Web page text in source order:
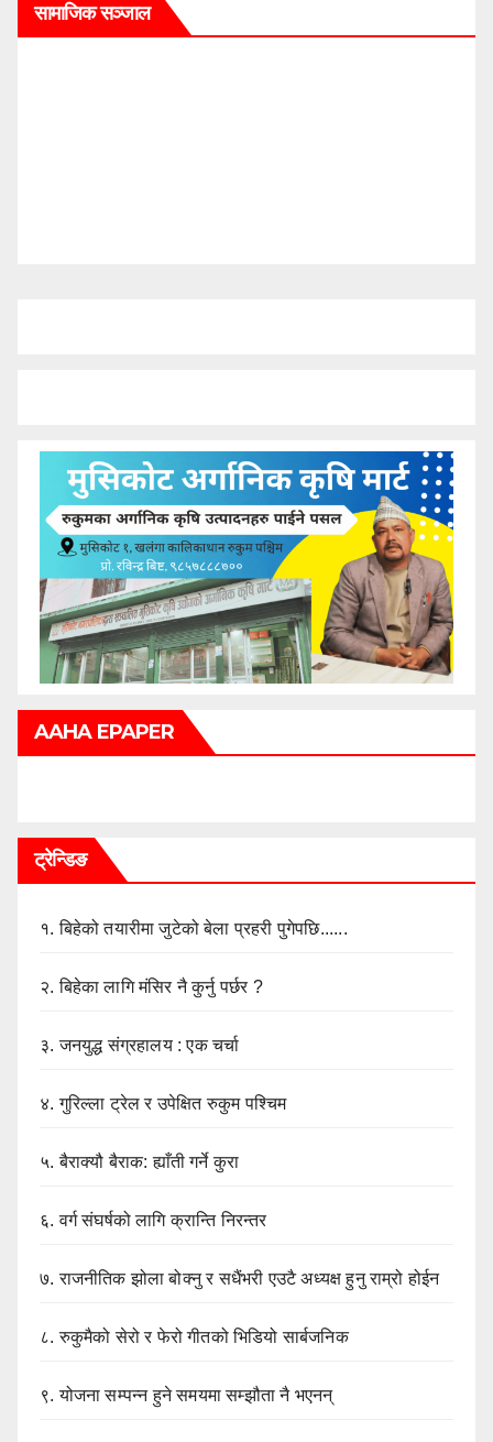
सामाजिक सञ्जाल
AAHA EPAPER
ट्रेन्डिङ
१.बिहेको तयारीमा जुटेको बेला प्रहरी पुगेपछि......
२.बिहेका लागि मंसिर नै कुर्नु पर्छर ?
३.जनयुद्ध संग्रहालय : एक चर्चा
४.गुरिल्ला ट्रेल र उपेक्षित रुकुम पश्चिम
५.बैराक्यौ बैराक: ह्याँती गर्ने कुरा
६.वर्ग संघर्षको लागि क्रान्ति निरन्तर
७.राजनीतिक झोला बोक्नु र सधैंभरी एउटै अध्यक्ष हुनु राम्रो होईन
८.रुकुमैको सेरो र फेरो गीतको भिडियो सार्बजनिक
९.योजना सम्पन्न हुने समयमा सम्झौता नै भएनन्